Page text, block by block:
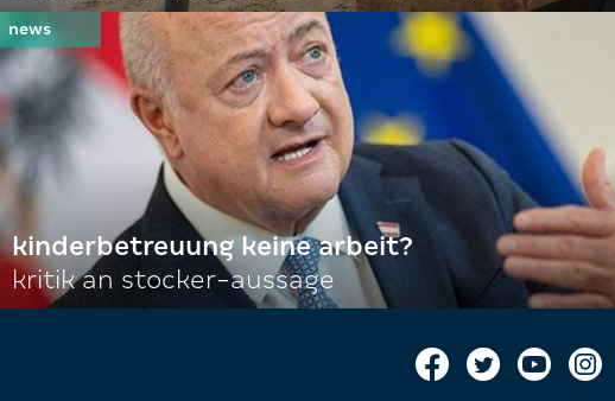
kinderbetreuung keine arbeit?
kritik an stocker-aussage